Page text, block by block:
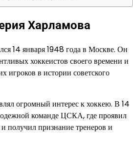
Харламова
14 января 1948 года в Москве. Он
хоккеистов своего времени и
игроков в истории советского
огромный интерес к хоккею. В 14
команде ЦСКА, где проявил
получил признание тренеров и